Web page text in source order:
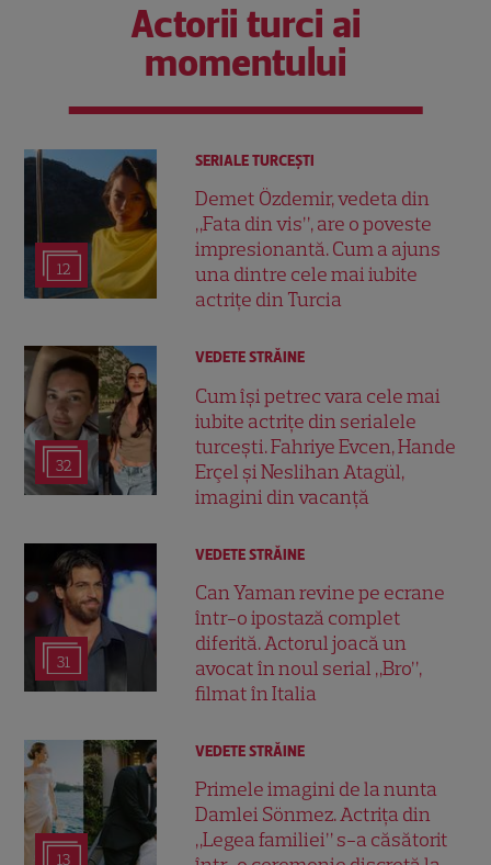
Actorii turci ai
momentului
12
SERIALE TURCEŞTI
Demet Özdemir, vedeta din
„Fata din vis”, are o poveste
impresionantă. Cum a ajuns
una dintre cele mai iubite
actrițe din Turcia
32
VEDETE STRĂINE
Cum își petrec vara cele mai
iubite actrițe din serialele
turcești. Fahriye Evcen, Hande
Erçel și Neslihan Atagül,
imagini din vacanță
31
VEDETE STRĂINE
Can Yaman revine pe ecrane
într-o ipostază complet
diferită. Actorul joacă un
avocat în noul serial „Bro”,
filmat în Italia
13
VEDETE STRĂINE
Primele imagini de la nunta
Damlei Sönmez. Actrița din
„Legea familiei” s-a căsătorit